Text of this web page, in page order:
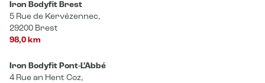
Iron Bodyfit Brest
5 Rue de Kervézennec,
29200 Brest
98,0 km
Iron Bodyfit Pont-L’Abbé
4 Rue an Hent Coz,